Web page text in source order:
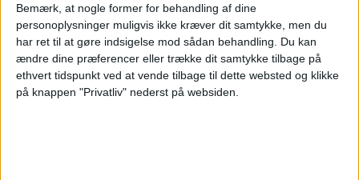
Bemærk, at nogle former for behandling af dine
personoplysninger muligvis ikke kræver dit samtykke, men du
har ret til at gøre indsigelse mod sådan behandling.
Du kan
ændre dine præferencer eller trække dit samtykke tilbage på
ethvert tidspunkt ved at vende tilbage til dette websted og klikke
på knappen "Privatliv" nederst på websiden.